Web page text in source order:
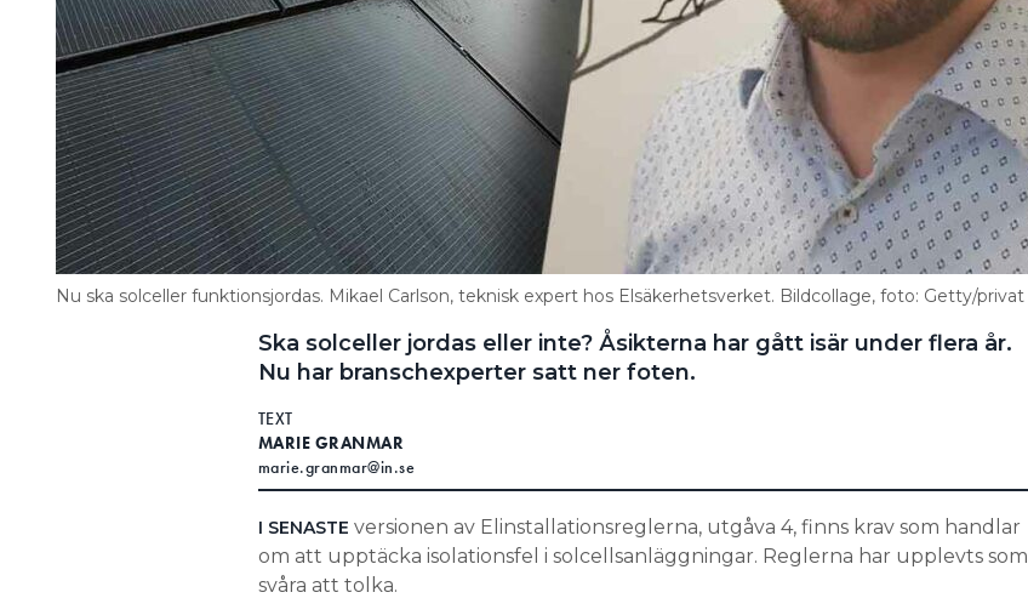
Nu ska solceller funktionsjordas. Mikael Carlson, teknisk expert hos Elsäkerhetsverket. Bildcollage, foto: Getty/privat
Ska solceller jordas eller inte? Åsikterna har gått isär under flera år.
Nu har branschexperter satt ner foten.
TEXT
MARIE GRANMAR
marie.granmar@in.se
I SENASTE versionen av Elinstallationsreglerna, utgåva 4, finns krav som handlar
om att upptäcka isolationsfel i solcellsanläggningar. Reglerna har upplevts som
svåra att tolka.